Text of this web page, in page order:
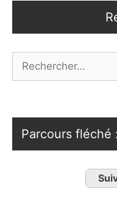
Parcours fléché